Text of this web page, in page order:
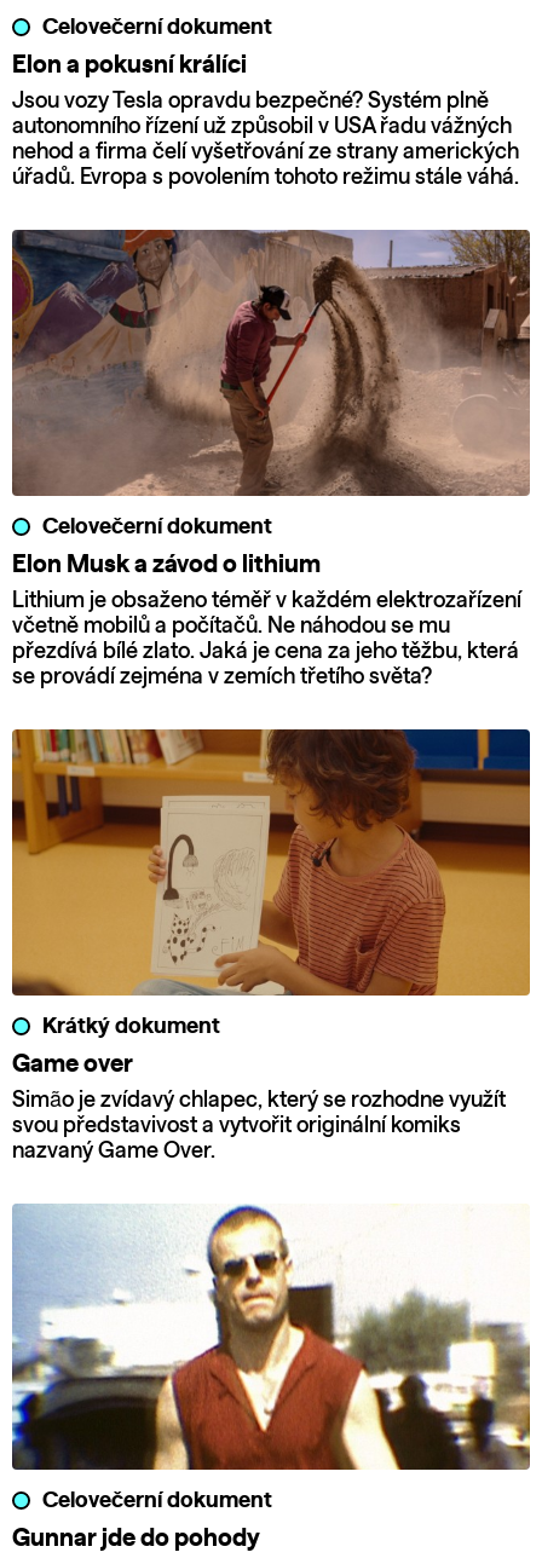
Celovečerní dokument
Elon a pokusní králíci
Jsou vozy Tesla opravdu bezpečné? Systém plně
autonomního řízení už způsobil v USA řadu vážných
nehod a firma čelí vyšetřování ze strany amerických
úřadů. Evropa s povolením tohoto režimu stále váhá.
Celovečerní dokument
Elon Musk a závod o lithium
Lithium je obsaženo téměř v každém elektrozařízení
včetně mobilů a počítačů. Ne náhodou se mu
přezdívá bílé zlato. Jaká je cena za jeho těžbu, která
se provádí zejména v zemích třetího světa?
Krátký dokument
Game over
Simão je zvídavý chlapec, který se rozhodne využít
svou představivost a vytvořit originální komiks
nazvaný Game Over.
Celovečerní dokument
Gunnar jde do pohody